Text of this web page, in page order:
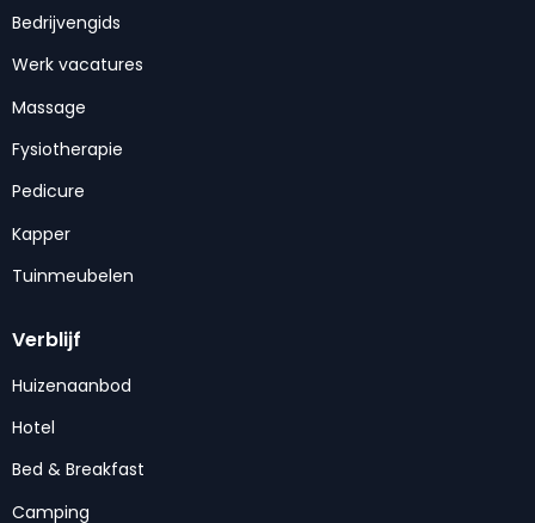
Bedrijvengids
Werk vacatures
Massage
Fysiotherapie
Pedicure
Kapper
Tuinmeubelen
Verblijf
Huizenaanbod
Hotel
Bed & Breakfast
Camping